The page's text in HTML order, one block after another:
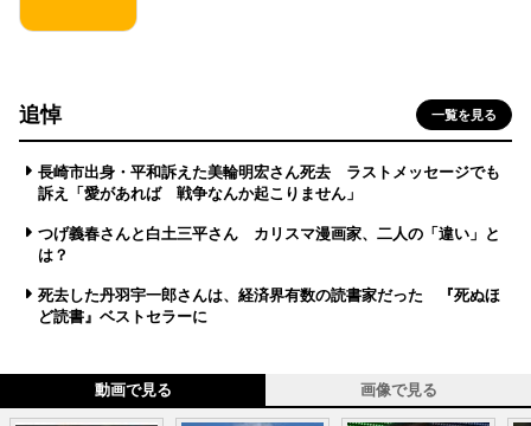
追悼 一覧を見る
長崎市出身・平和訴えた美輪明宏さん死去 ラストメッセージでも
訴え「愛があれば 戦争なんか起こりません」
つげ義春さんと白土三平さん カリスマ漫画家、二人の「違い」と
は？
死去した丹羽宇一郎さんは、経済界有数の読書家だった 『死ぬほ
ど読書』ベストセラーに
動画で見る 画像で見る